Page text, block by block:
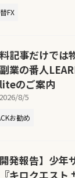
FX
記事だけでは
副業の番人
のご案内
2026/8/5
お勧め
開発報告】少
キロクエスト